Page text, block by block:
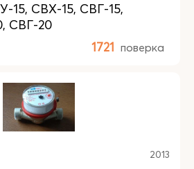
15, СВХ-15, СВГ-15,
СВГ-20
1721 поверка
2013